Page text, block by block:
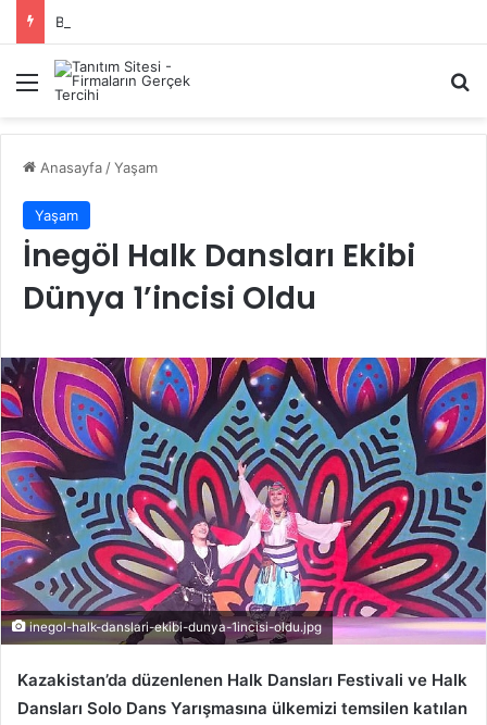
Başiskele Acil Çilingir Hizmeti İçin Doğru Adres Neresi?
Menü
Anasayfa /Yaşam
Yaşam
İnegöl Halk Dansları Ekibi
Dünya 1’incisi Oldu
inegol-halk-danslari-ekibi-dunya-1incisi-oldu.jpg
Kazakistan’da düzenlenen Halk Dansları Festivali ve Halk
Dansları Solo Dans Yarışmasına ülkemizi temsilen katılan